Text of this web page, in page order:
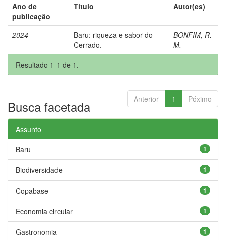
Ano de
publicação
Título Autor(es)
2024
Baru: riqueza e sabor do
Cerrado.
BONFIM, R.
M.
Resultado 1-1 de 1.
Anterior 1 Póximo
Busca facetada
Assunto
1
Baru
1
Biodiversidade
1
Copabase
1
Economia circular
1
Gastronomia